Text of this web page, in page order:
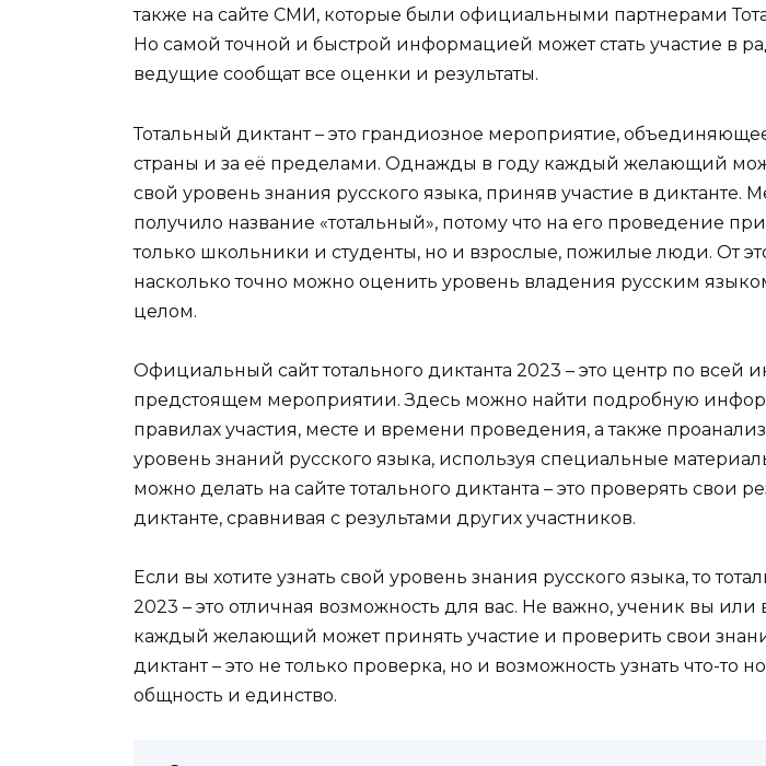
также на сайте СМИ, которые были официальными партнерами
Но самой точной и быстрой информацией может стать участие в
ведущие сообщат все оценки и результаты.
Тотальный диктант – это грандиозное мероприятие,
страны и за её пределами. Однажды в году каждый желающий
свой уровень знания русского языка, приняв участие в диктанте.
получило название «тотальный», потому что на его проведение
только школьники и студенты, но и взрослые, пожилые люди. От
насколько точно можно оценить уровень владения русским
целом.
Официальный сайт тотального диктанта 2023 – это центр по всей
предстоящем мероприятии. Здесь можно найти подробную
правилах участия, месте и времени проведения, а также
уровень знаний русского языка, используя специальные
можно делать на сайте тотального диктанта – это проверять свои
диктанте, сравнивая с результами других участников.
Если вы хотите узнать свой уровень знания русского языка, то
2023 – это отличная возможность для вас. Не важно, ученик вы или
каждый желающий может принять участие и проверить свои
диктант – это не только проверка, но и возможность узнать что-то
общность и единство.